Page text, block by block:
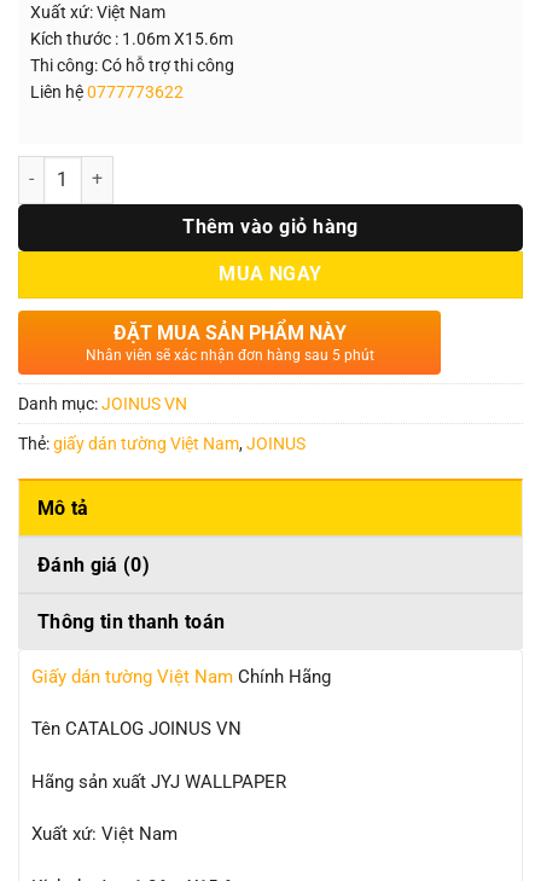
Xuất xứ: Việt Nam
Kích thước : 1.06m X15.6m
Thi công: Có hỗ trợ thi công
Liên hệ0777773622
Số lượng
Thêm vào giỏ hàng
MUA NGAY
ĐẶT MUA SẢN PHẨM NÀY
Nhân viên sẽ xác nhận đơn hàng sau 5 phút
Danh mục:JOINUS VN
Thẻ:giấy dán tường Việt Nam,JOINUS
Mô tả
Đánh giá (0)
Thông tin thanh toán
Giấy dán tường Việt Nam Chính Hãng
Tên CATALOG JOINUS VN
Hãng sản xuất JYJ WALLPAPER
Xuất xứ: Việt Nam